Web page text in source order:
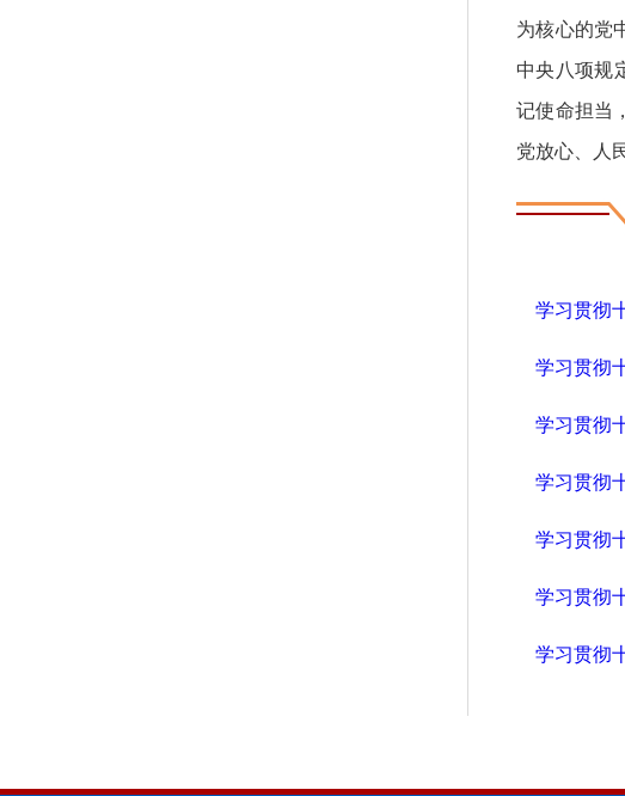
为核心的党
中央八项规
记使命担当
党放心、人
学习贯彻
学习贯彻
学习贯彻
学习贯彻
学习贯彻
学习贯彻
学习贯彻